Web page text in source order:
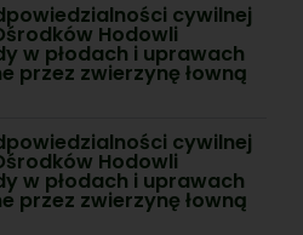
cywilnej
Hodowli
w płodach i uprawach
przez zwierzynę łowną
cywilnej
Hodowli
w płodach i uprawach
przez zwierzynę łowną